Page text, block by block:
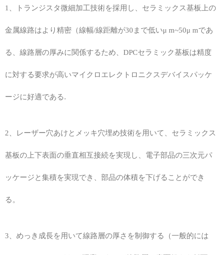
1、トランジスタ微細加工技術を採用し、セラミックス基板上の
金属線路はより精密（線幅/線距離が30まで低いμ m~50μ mであ
る、線路層の厚みに関係するため、DPCセラミック基板は精度
に対する要求が高いマイクロエレクトロニクスデバイスパッケ
ージに好適である.
2、レーザー穴あけとメッキ穴埋め技術を用いて、セラミックス
基板の上下表面の垂直相互接続を実現し、電子部品の三次元パ
ッケージと集積を実現でき、部品の体積を下げることができ
る。
3、めっき成長を用いて線路層の厚さを制御する（一般的には